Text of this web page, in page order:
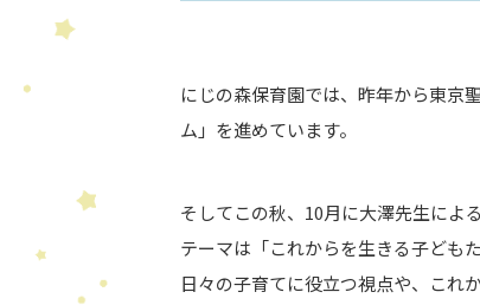
にじの森保育園では、昨年から東京
ム」を進めています。
そしてこの秋、10月に大澤先生によ
テーマは「これからを生きる子ども
日々の子育てに役立つ視点や、これ